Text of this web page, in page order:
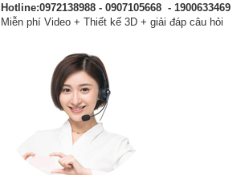
Hotline:0972138988 - 0907105668 - 1900633469
Miễn phí Video + Thiết kế 3D + giải đáp câu hỏi